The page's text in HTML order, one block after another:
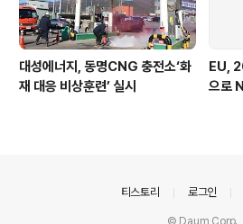
대성에너지, 동명CNG 충전소‘화
재 대응 비상훈련’ 실시
EU,
으로
티스토리 로그인